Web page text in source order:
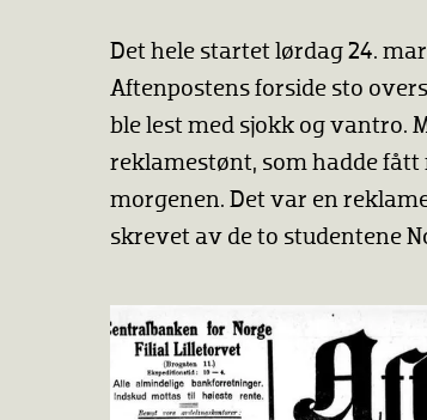
Det hele startet lørdag 24.
Aftenpostens forside sto
ble lest med sjokk og vantro.
reklamestønt, som hadde
morgenen. Det var en
skrevet av de to studentene